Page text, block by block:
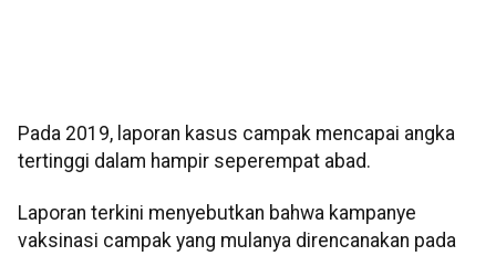
Pada 2019, laporan kasus campak mencapai angka
tertinggi dalam hampir seperempat abad.
Laporan terkini menyebutkan bahwa kampanye
vaksinasi campak yang mulanya direncanakan pada